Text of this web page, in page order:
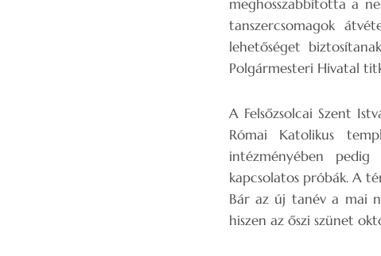
meghosszabbította a
tanszercsomagok
lehetőséget
Polgármesteri Hivatal
A Felsőzsolcai Szent
Római Katolikus
intézményében
kapcsolatos próbák. A
Bár az új tanév a mai
hiszen az őszi szünet